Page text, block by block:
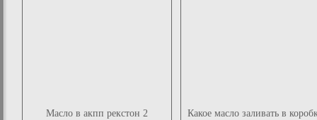
Масло в акпп рекстон 2
Какое масло заливать в